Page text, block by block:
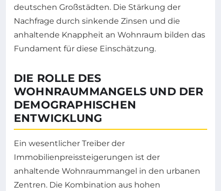
deutschen Großstädten. Die Stärkung der
Nachfrage durch sinkende Zinsen und die
anhaltende Knappheit an Wohnraum bilden das
Fundament für diese Einschätzung.
DIE ROLLE DES
WOHNRAUMMANGELS UND DER
DEMOGRAPHISCHEN
ENTWICKLUNG
Ein wesentlicher Treiber der
Immobilienpreissteigerungen ist der
anhaltende Wohnraummangel in den urbanen
Zentren. Die Kombination aus hohen